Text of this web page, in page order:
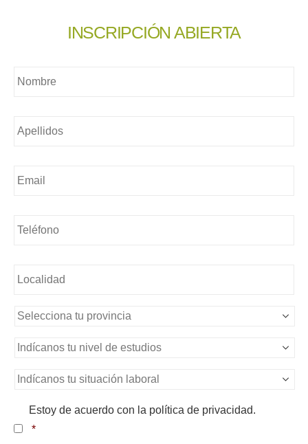
INSCRIPCIÓN ABIERTA
nombre *
Sin
Nivel
estudios
Situación
Consentimiento *
Estoy de acuerdo con la política de privacidad.
*